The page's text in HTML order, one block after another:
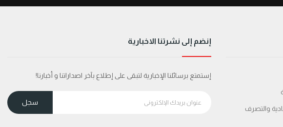
والتصرف
إنضم إلى نشرتنا الاخبارية
إستمتع برسائلنا الإخبارية لتبقى على إطلاع بآخر اصداراتنا و أخبارنا!